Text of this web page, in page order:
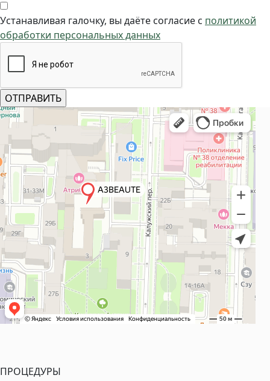
Устанавливая галочку, вы даёте согласие с политикой
обработки персональных данных
ПРОЦЕДУРЫ